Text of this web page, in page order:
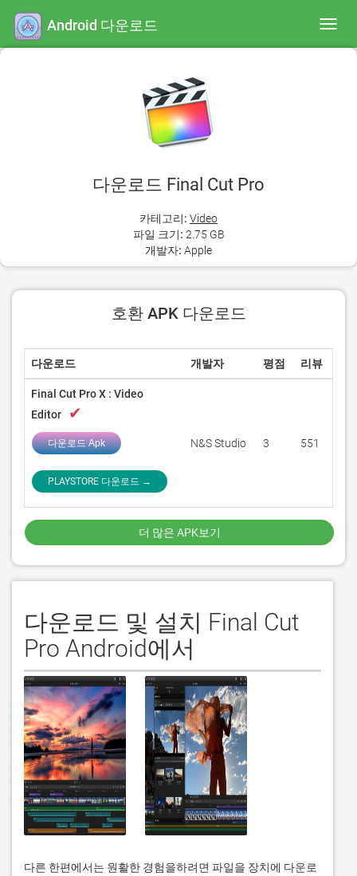
Android 다운로드
다운로드 Final Cut Pro
카테고리: Video
파일 크기: 2.75 GB
개발자: Apple
호환 APK 다운로드
다운로드 개발자 평점 리뷰
Final Cut Pro X : Video
Editor
✔
다운로드 Apk
PLAYSTORE 다운로드 →
N&S Studio 3 551
더 많은 APK보기
다운로드 및 설치 Final Cut
Pro Android에서
다른 한편에서는 원활한 경험을하려면 파일을 장치에 다운로